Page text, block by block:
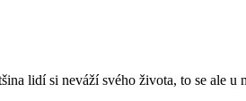
lidí si neváží svého života, to se ale